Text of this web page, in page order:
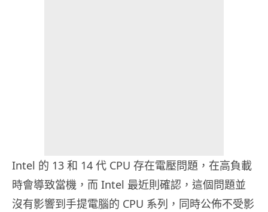
Intel 的 13 和 14 代 CPU 存在電壓問題，在高負載
時會導致當機，而 Intel 最近則確認，這個問題並
沒有影響到手提電腦的 CPU 系列，同時公佈不受影